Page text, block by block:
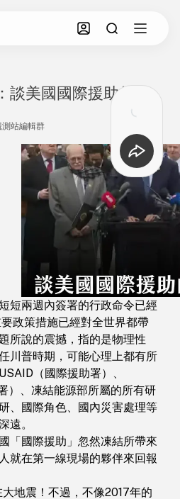
談美國國際援助的全
站編輯群
短兩週內簽署的行政命令已經
政策措施已經對全世界都帶
所說的震撼，指的是物理性
川普時期，可能心理上都有所
（國際援助署）、
）、凍結能源部所屬的所有研
、國際角色、國內災害處理等
遠。
「國際援助」忽然凍結所帶來
就在第一線現場的夥伴來回報
地震！不過，不像2017年的